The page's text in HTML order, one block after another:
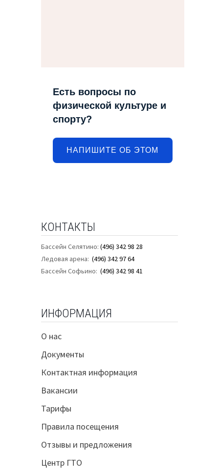
Есть вопросы по
физической культуре и
спорту?
НАПИШИТЕ ОБ ЭТОМ
КОНТАКТЫ
Бассейн Селятино: (496) 342 98 28
Ледовая арена: (496) 342 97 64
Бассейн Софьино: (496) 342 98 41
ИНФОРМАЦИЯ
О нас
Документы
Контактная информация
Вакансии
Тарифы
Правила посещения
Отзывы и предложения
Центр ГТО